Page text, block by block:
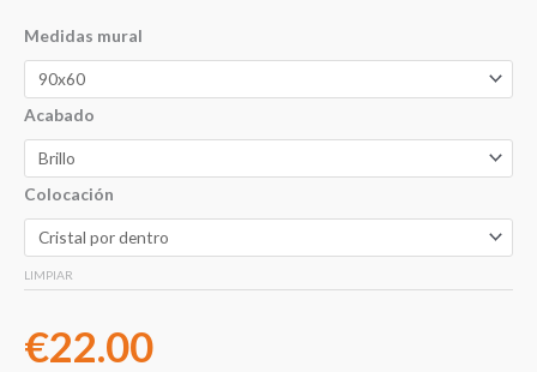
Medidas mural
Acabado
Colocación
LIMPIAR
€22.00